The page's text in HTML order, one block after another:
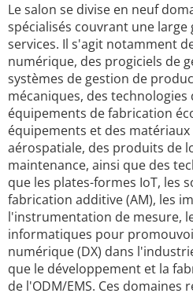
Le salon se divise en neuf
spécialisés couvrant une
services. Il s'agit notamment
numérique, des progiciels de
systèmes de gestion de
mécaniques, des technologies
équipements de fabrication
équipements et des
aérospatiale, des produits de
maintenance, ainsi que des
que les plates-formes IoT, les
fabrication additive (AM), les
l'instrumentation de mesure,
informatiques pour
numérique (DX) dans
que le développement et la
de l'ODM/EMS. Ces domaines